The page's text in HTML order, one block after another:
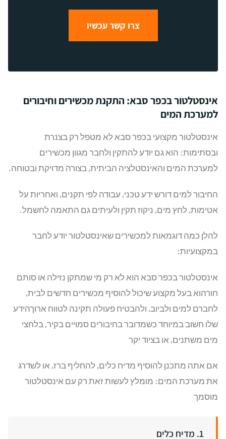
צרו קשר עכשיו
אינסטלטור בכפר סבא: התקנת מכשירים וחיבורים
למערכת המים
אינסטלטור מקצועי בכפר סבא לא מטפל רק בצנרת
ובסתימות: הוא גם יודע להתקין ולחבר מגוון מכשירים
למערכת המים והאינסטלציה הביתית, בצורה מדויקת ובטוחה.
החיבור למים דורש ידע טכני, עבודה לפי תקנים, ואחריות על
אטימות, לחץ מים, ניקוז תקין ולעיתים גם התאמה לחשמל.
להלן כמה דוגמאות למכשירים שאינסטלטור יודע לחבר
במקצועיות:
אינסטלטור בכפר סבא הוא לא רק מי שמתקן נזילה או סותם
חורהוא בעל מקצוע שיכול להוסיף מכשירים חדשים לבית,
לחברם למים ולביוב, ולהבטיח פעולה תקינה לטווח ארוךהידע
שלו חשוב במיוחד כשמדובר בחיבורים סמויים בקיר, בלחצי
מים משתנים, או בציוד יקר
אם אתה מתכנן להוסיף מדיח כלים, להחליף ברז, או לשדרג
את מערכת המים: מומלץ לעשות זאת רק עם אינסטלטור
מוסמך
1. מדיח כלים